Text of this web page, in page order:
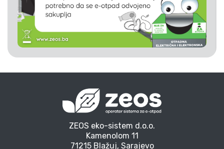
ZEOS eko-sistem d.o.o.
Kamenolom 11
71215 Blažuj, Sarajevo